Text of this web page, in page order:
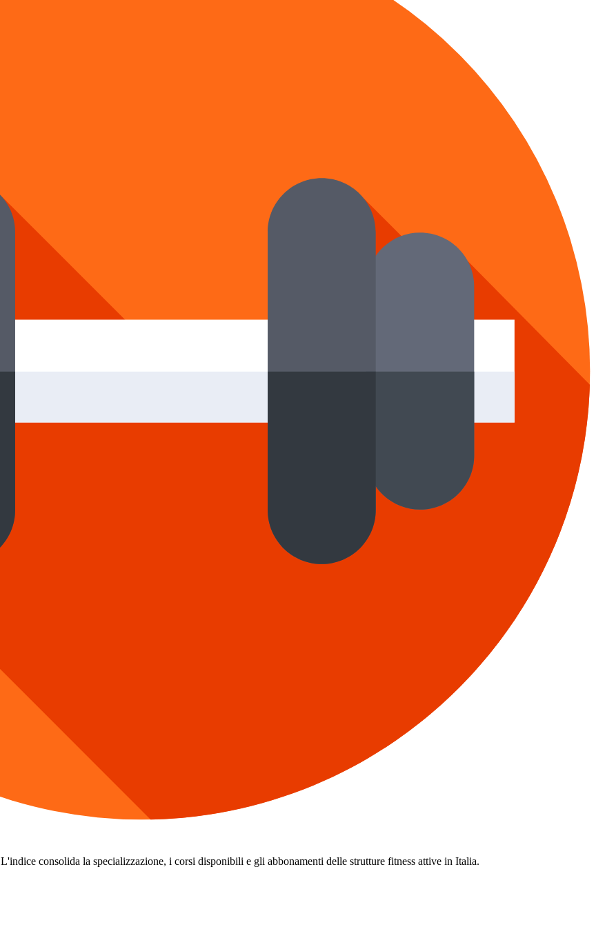
L'indice consolida la specializzazione, i corsi disponibili e gli abbonamenti delle strutture fitness attive in Italia.